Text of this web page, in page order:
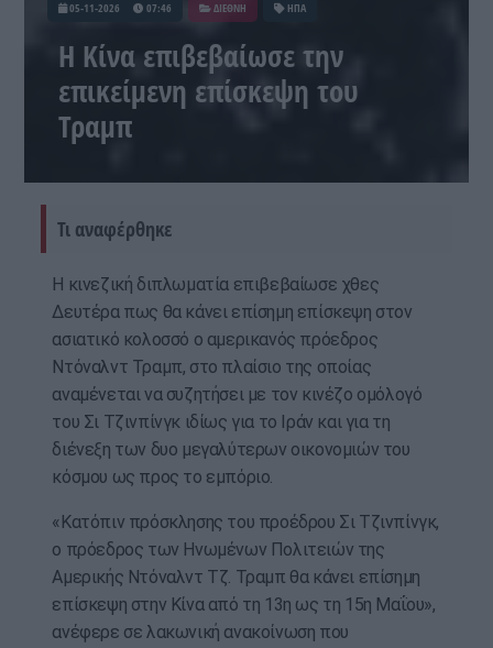
05-11-2026 07:46 ΔΙΕΘΝΗ ΗΠΑ
Η Κίνα επιβεβαίωσε την
επικείμενη επίσκεψη του
Τραμπ
Τι αναφέρθηκε
Η κινεζική διπλωματία επιβεβαίωσε χθες
Δευτέρα πως θα κάνει επίσημη επίσκεψη στον
ασιατικό κολοσσό ο αμερικανός πρόεδρος
Ντόναλντ Τραμπ, στο πλαίσιο της οποίας
αναμένεται να συζητήσει με τον κινέζο ομόλογό
του Σι Τζινπίνγκ ιδίως για το Ιράν και για τη
διένεξη των δυο μεγαλύτερων οικονομιών του
κόσμου ως προς το εμπόριο.
«Κατόπιν πρόσκλησης του προέδρου Σι Τζινπίνγκ,
ο πρόεδρος των Ηνωμένων Πολιτειών της
Αμερικής Ντόναλντ Τζ. Τραμπ θα κάνει επίσημη
επίσκεψη στην Κίνα από τη 13η ως τη 15η Μαΐου»,
ανέφερε σε λακωνική ανακοίνωση που